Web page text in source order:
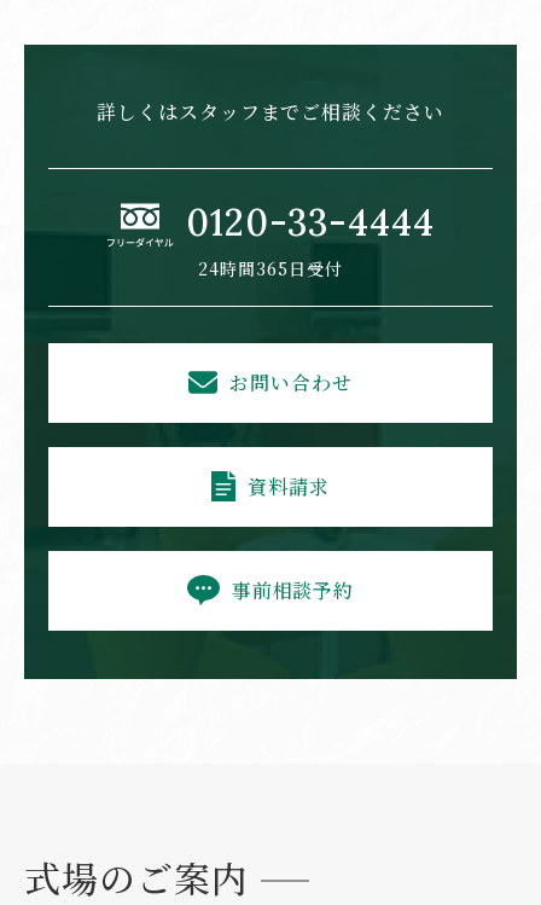
会員割引適用
オリジナル骨壷
白磁6寸
寝台用布団
上下布団枕
ドライアイス処置料
19,800円
御遺影写真引伸料
33,000円
11,000円
位牌・塔婆一式
詳しくはスタッフまで ご相談ください
0120-33-4444
24時間365日受付
お問い合わせ
資料請求
事前相談予約
式場のご案内